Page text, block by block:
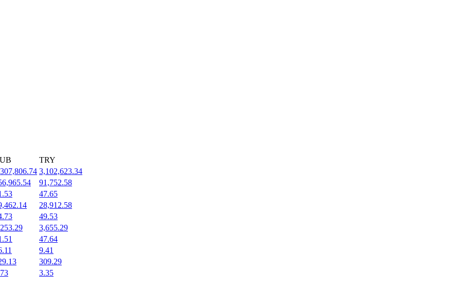
TRY
3,102,623.34
91,752.58
47.65
28,912.58
49.53
3,655.29
47.64
9.41
309.29
3.35